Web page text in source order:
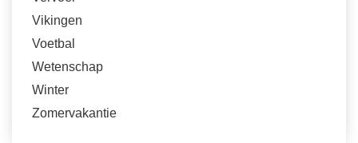
Vikingen
Voetbal
Wetenschap
Winter
Zomervakantie